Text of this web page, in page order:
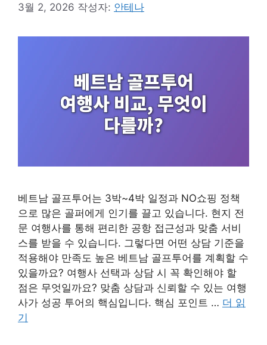
3월 2, 2026 작성자: 안테나
베트남 골프투어는 3박~4박 일정과 NO쇼핑 정책
으로 많은 골퍼에게 인기를 끌고 있습니다. 현지 전
문 여행사를 통해 편리한 공항 접근성과 맞춤 서비
스를 받을 수 있습니다. 그렇다면 어떤 상담 기준을
적용해야 만족도 높은 베트남 골프투어를 계획할 수
있을까요? 여행사 선택과 상담 시 꼭 확인해야 할
점은 무엇일까요? 맞춤 상담과 신뢰할 수 있는 여행
사가 성공 투어의 핵심입니다. 핵심 포인트 … 더 읽
기